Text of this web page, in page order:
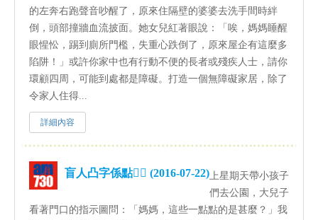
的左奔右跑聲音吵醒了，原來住隔壁的婆婆去洗手間時絆
倒，頭部撞牆血流披面。她女兒紅著眼說：「唉，媽媽睡醒
眼惺忪，踢到廁所門檻，失重心跌倒了，原來屋企有這麼多
陷阱！」或許你家中也有行動不便的長者或殘疾人士，請你
環顧四周，可能到處都是障礙。打造一個無障礙家居，除了
令家人住得...
詳細內容
盲人凸字係點？ (2016-07-22) 上星期天帶小孩子
們去公園，大兒子
看著門口的指示圖問：「媽媽，這些一點點的是甚麼？」我